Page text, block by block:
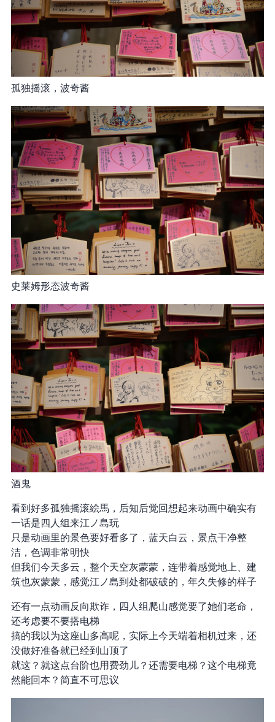
孤独摇滚，波奇酱
史莱姆形态波奇酱
酒鬼
看到好多孤独摇滚絵馬，后知后觉回想起来动画中确实有
一话是四人组来江ノ島玩
只是动画里的景色要好看多了，蓝天白云，景点干净整
洁，色调非常明快
但我们今天多云，整个天空灰蒙蒙，连带着感觉地上、建
筑也灰蒙蒙，感觉江ノ島到处都破破的，年久失修的样子
还有一点动画 “反向欺诈”，四人组爬山感觉要了她们老命，
还考虑要不要搭电梯
搞的我以为这座山多高呢，实际上今天端着相机过来，还
没做好准备就已经到山顶了
就这？就这点台阶也用费劲儿？还需要电梯？这个电梯竟
然能回本？简直不可思议